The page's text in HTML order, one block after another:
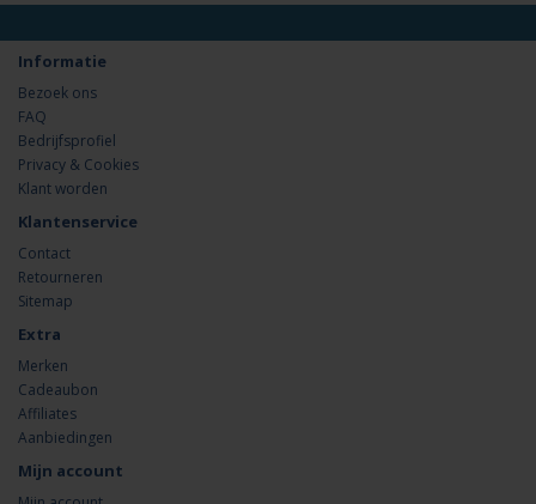
Informatie
Bezoek ons
FAQ
Bedrijfsprofiel
Privacy & Cookies
Klant worden
Klantenservice
Contact
Retourneren
Sitemap
Extra
Merken
Cadeaubon
Affiliates
Aanbiedingen
Mijn account